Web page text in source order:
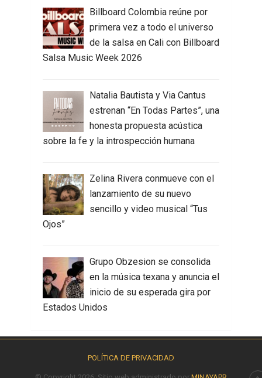
Billboard Colombia reúne por
primera vez a todo el universo
de la salsa en Cali con Billboard
Salsa Music Week 2026
Natalia Bautista y Via Cantus
estrenan “En Todas Partes”, una
honesta propuesta acústica
sobre la fe y la introspección humana
Zelina Rivera conmueve con el
lanzamiento de su nuevo
sencillo y video musical “Tus
Ojos”
Grupo Obzesion se consolida
en la música texana y anuncia el
inicio de su esperada gira por
Estados Unidos
POLÍTICA DE PRIVACIDAD